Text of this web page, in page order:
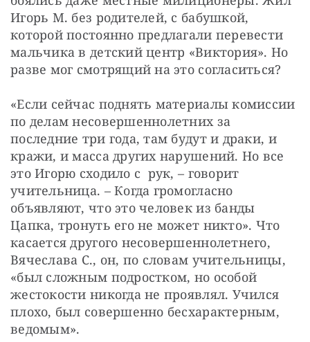
Игорь М. без родителей, с бабушкой,
которой постоянно предлагали перевести
мальчика в детский центр «Виктория». Но
разве мог смотрящий на это согласиться?
«Если сейчас поднять материалы комиссии
по делам несовершеннолетних за
последние три года, там будут и драки, и
кражи, и масса других нарушений. Но все
это Игорю сходило с  рук, – говорит
учительница. – Когда громогласно
объявляют, что это человек из банды
Цапка, тронуть его не может никто». Что
касается другого несовершеннолетнего,
Вячеслава С., он, по словам учительницы,
«был сложным подростком, но особой
жестокости никогда не проявлял. Учился
плохо, был совершенно бесхарактерным,
ведомым».